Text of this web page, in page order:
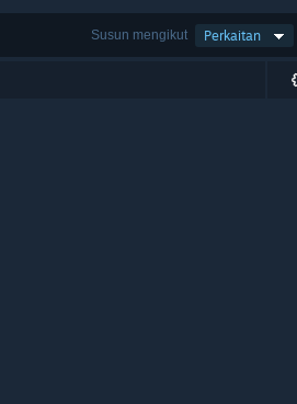
Susun mengikut Perkaitan